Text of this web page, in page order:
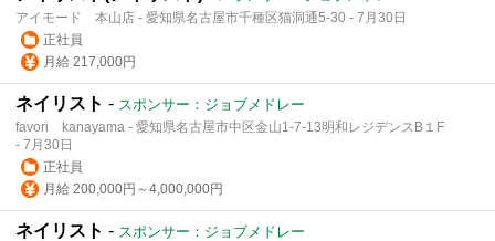
アイモード 本山店 - 愛知県名古屋市千種区猫洞通5-30 - 7月30日
正社員
月給 217,000円
ネイリスト - スポンサー：ジョブメドレー
favori kanayama - 愛知県名古屋市中区金山1-7-13明和レジデンスB１F
- 7月30日
正社員
月給 200,000円～4,000,000円
ネイリスト - スポンサー：ジョブメドレー